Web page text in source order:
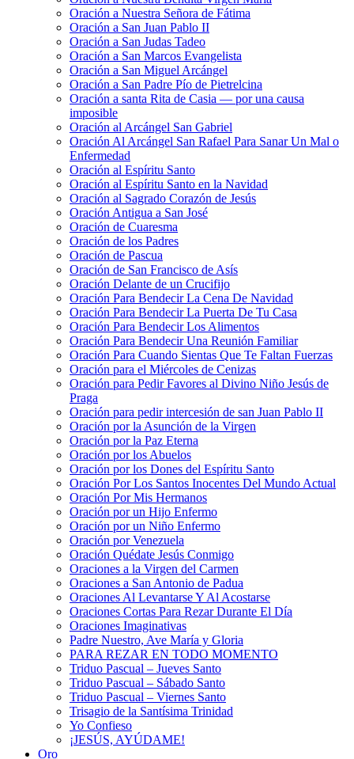
Oración a Nuestra Señora de Fátima
Oración a San Juan Pablo II
Oración a San Judas Tadeo
Oración a San Marcos Evangelista
Oración a San Miguel Arcángel
Oración a San Padre Pío de Pietrelcina
Oración a santa Rita de Casia — por una causa
imposible
Oración al Arcángel San Gabriel
Oración Al Arcángel San Rafael Para Sanar Un Mal o
Enfermedad
Oración al Espíritu Santo
Oración al Espíritu Santo en la Navidad
Oración al Sagrado Corazón de Jesús
Oración Antigua a San José
Oración de Cuaresma
Oración de los Padres
Oración de Pascua
Oración de San Francisco de Asís
Oración Delante de un Crucifijo
Oración Para Bendecir La Cena De Navidad
Oración Para Bendecir La Puerta De Tu Casa
Oración Para Bendecir Los Alimentos
Oración Para Bendecir Una Reunión Familiar
Oración Para Cuando Sientas Que Te Faltan Fuerzas
Oración para el Miércoles de Cenizas
Oración para Pedir Favores al Divino Niño Jesús de
Praga
Oración para pedir intercesión de san Juan Pablo II
Oración por la Asunción de la Virgen
Oración por la Paz Eterna
Oración por los Abuelos
Oración por los Dones del Espíritu Santo
Oración Por Los Santos Inocentes Del Mundo Actual
Oración Por Mis Hermanos
Oración por un Hijo Enfermo
Oración por un Niño Enfermo
Oración por Venezuela
Oración Quédate Jesús Conmigo
Oraciones a la Virgen del Carmen
Oraciones a San Antonio de Padua
Oraciones Al Levantarse Y Al Acostarse
Oraciones Cortas Para Rezar Durante El Día
Oraciones Imaginativas
Padre Nuestro, Ave María y Gloria
PARA REZAR EN TODO MOMENTO
Triduo Pascual – Jueves Santo
Triduo Pascual – Sábado Santo
Triduo Pascual – Viernes Santo
Trisagio de la Santísima Trinidad
Yo Confieso
¡JESÚS, AYÚDAME!
Oro